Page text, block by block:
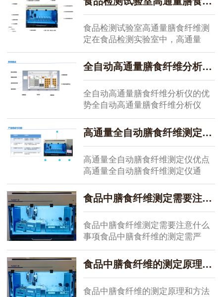
食品检测试验室高通量膳食纤维测
定在食品检测实验室中，高通量
膳...
全自动高通量膳食纤维分析仪的优势
全自动高通量膳食纤维分析仪的优
势全自动高通量膳食纤维分析仪
凭...
高通量全自动膳食纤维测定仪优点
高通量全自动膳食纤维测定仪优点
高通量全自动膳食纤维测定仪通
过...
食品中膳食纤维测定需要注意什么事项
食品中膳食纤维测定需要注意什么
事项食品中膳食纤维的测定需严
格...
食品中膳食纤维的测定原理和方法
食品中膳食纤维的测定原理和方法